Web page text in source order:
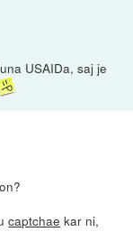
USAIDa, saj je
captchae kar ni,